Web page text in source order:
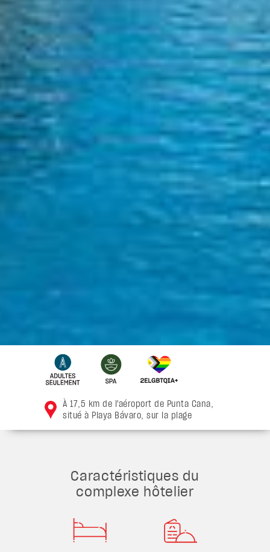
À 17,5 km de l'aéroport de Punta Cana,
situé à Playa Bávaro, sur la plage
Caractéristiques du
complexe hôtelier